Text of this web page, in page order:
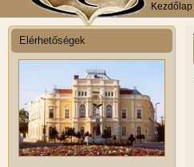
Kezdőlap
Elérhetőségek